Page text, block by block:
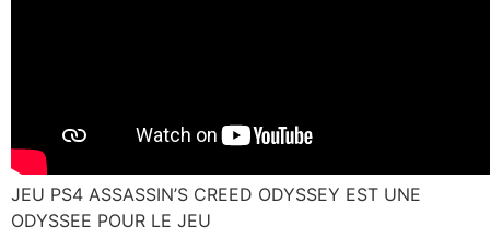
JEU PS4 ASSASSIN’S CREED ODYSSEY EST UNE
ODYSSEE POUR LE JEU